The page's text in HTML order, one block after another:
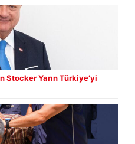
Stocker Yarın Türkiye’yi